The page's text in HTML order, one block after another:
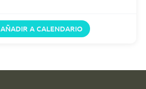
AÑADIR A CALENDARIO